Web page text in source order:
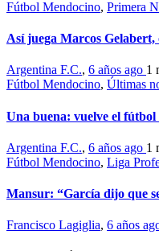
Fútbol Mendocino, Primera
Así juega Marcos
Argentina F.C., 6 años ago 1
Fútbol Mendocino, Últimas
Una buena: vuelve el fútbol
Argentina F.C., 6 años ago 1
Fútbol Mendocino, Liga
Mansur: “García dijo que
Francisco Lagiglia, 6 años